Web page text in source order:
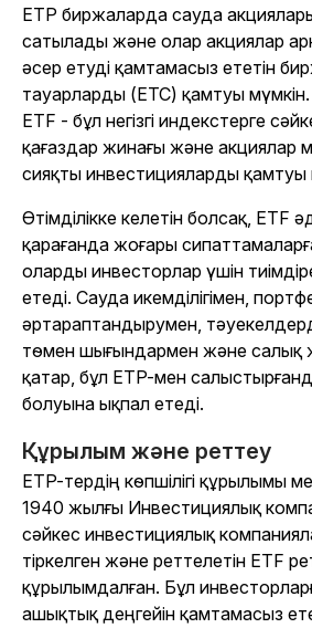
ETP биржаларда сауда
сатылады және олар акциялар
әсер етуді қамтамасыз ететін
тауарларды (ETC) қамтуы мүмкін.
ETF - бұл негізгі индекстерге
қағаздар жинағы және акциялар
сияқты инвестицияларды қамтуы
Өтімділікке келетін болсақ, ETF
қарағанда жоғары
оларды инвесторлар үшін
етеді. Сауда икемділігімен,
әртараптандырумен,
төмен шығындармен және салық
қатар, бұл ETP-мен
болуына ықпал етеді.
Құрылым және реттеу
ETP-тердің көпшілігі құрылымы
1940 жылғы Инвестициялық
сәйкес инвестициялық
тіркелген және реттелетін ETF
құрылымдалған. Бұл
ашықтық деңгейін қамтамасыз